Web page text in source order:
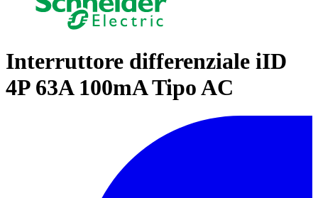
Interruttore differenziale iID
4P 63A 100mA Tipo AC